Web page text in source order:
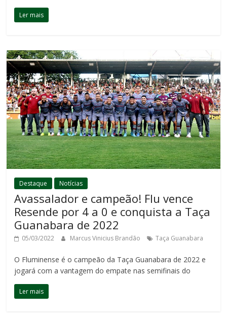
Ler mais
Destaque Notícias
Avassalador e campeão! Flu vence
Resende por 4 a 0 e conquista a Taça
Guanabara de 2022
05/03/2022 Marcus Vinicius Brandão Taça Guanabara
O Fluminense é o campeão da Taça Guanabara de 2022 e
jogará com a vantagem do empate nas semifinais do
Ler mais